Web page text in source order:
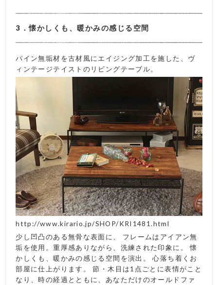
3．懐かしくも、暖かみの感じる空間
パイン無垢材を古材風にエイジング加工を施した、ヴ
ィンテージテイストのリビングテーブル。
http://www.kirario.jp/SHOP/KRI1481.html
少し凹凸のある無骨な表面に、 フレームはアイアン無
垢を使用。重厚感ありながら、洗練された印象に。 懐
かしくも、暖かみの感じる空間を演出。 心落ち着くお
部屋に仕上がります。 節・木目は1点ごとに表情がこと
なり、時の経過とともに、あなただけのオールドファ